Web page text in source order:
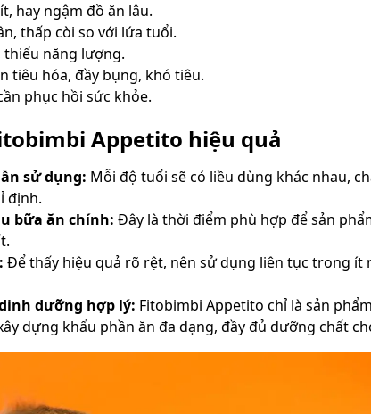
hay ngậm đồ ăn lâu.
thấp còi so với lứa tuổi.
thiếu năng lượng.
tiêu hóa, đầy bụng, khó tiêu.
phục hồi sức khỏe.
Appetito hiệu quả
sử dụng: Mỗi độ tuổi sẽ có liều dùng khác nhau,
định.
bữa ăn chính: Đây là thời điểm phù hợp để sản
Để thấy hiệu quả rõ rệt, nên sử dụng liên tục trong ít
dưỡng hợp lý: Fitobimbi Appetito chỉ là sản
dựng khẩu phần ăn đa dạng, đầy đủ dưỡng chất